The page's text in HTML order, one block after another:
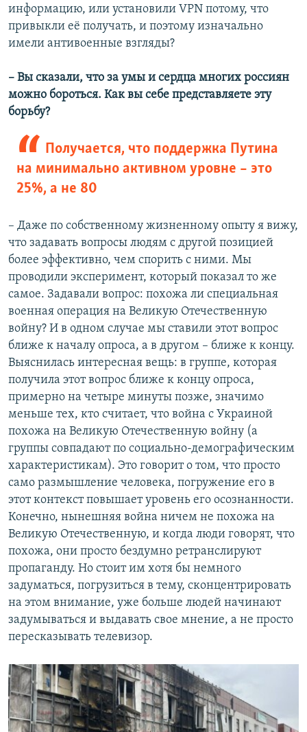
информацию, или установили VPN потому, что
привыкли её получать, и поэтому изначально
имели антивоенные взгляды?
– Вы сказали, что за умы и сердца многих россиян
можно бороться. Как вы себе представляете эту
борьбу?
Получается, что поддержка Путина
на минимально активном уровне – это
25%, а не 80
– Даже по собственному жизненному опыту я вижу,
что задавать вопросы людям с другой позицией
более эффективно, чем спорить с ними. Мы
проводили эксперимент, который показал то же
самое. Задавали вопрос: похожа ли специальная
военная операция на Великую Отечественную
войну? И в одном случае мы ставили этот вопрос
ближе к началу опроса, а в другом – ближе к концу.
Выяснилась интересная вещь: в группе, которая
получила этот вопрос ближе к концу опроса,
примерно на четыре минуты позже, значимо
меньше тех, кто считает, что война с Украиной
похожа на Великую Отечественную войну (а
группы совпадают по социально-демографическим
характеристикам). Это говорит о том, что просто
само размышление человека, погружение его в
этот контекст повышает уровень его осознанности.
Конечно, нынешняя война ничем не похожа на
Великую Отечественную, и когда люди говорят, что
похожа, они просто бездумно ретранслируют
пропаганду. Но стоит им хотя бы немного
задуматься, погрузиться в тему, сконцентрировать
на этом внимание, уже больше людей начинают
задумываться и выдавать свое мнение, а не просто
пересказывать телевизор.